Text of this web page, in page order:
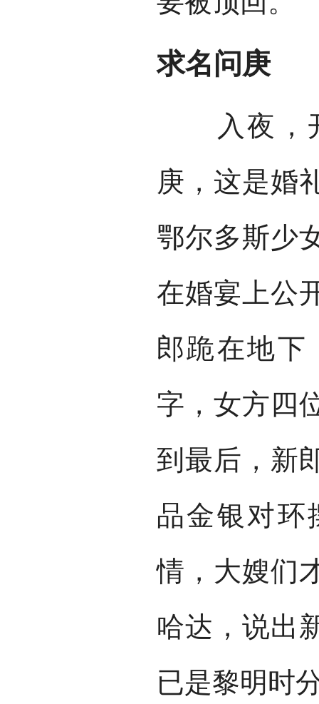
求名问庚
入夜，开
庚，这是婚
鄂尔多斯少
在婚宴上公
郎跪在地下
字，女方四
到最后，新
品金银对环
情，大嫂们
哈达，说出
已是黎明时